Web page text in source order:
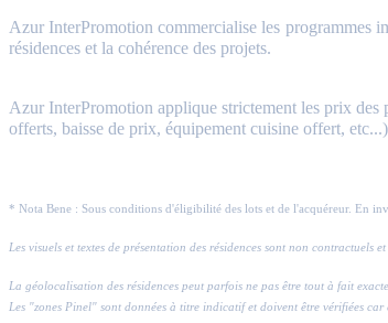
Azur InterPromotion commercialise les programmes
résidences et la cohérence des projets.
Azur InterPromotion applique strictement les prix des
offerts, baisse de prix, équipement cuisine offert,
* Nota Bene : Sous conditions d'éligibilité des lots et de l'acquéreur. En
Les visuels et textes de présentation des résidences sont non
La géolocalisation des résidences peut parfois ne pas être tout à fait
Les "zones Pinel" sont données à titre indicatif et doivent être vérifiées car